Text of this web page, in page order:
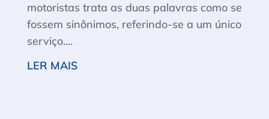
motoristas trata as duas palavras como se
fossem sinônimos, referindo-se a um único
serviço....
LER MAIS